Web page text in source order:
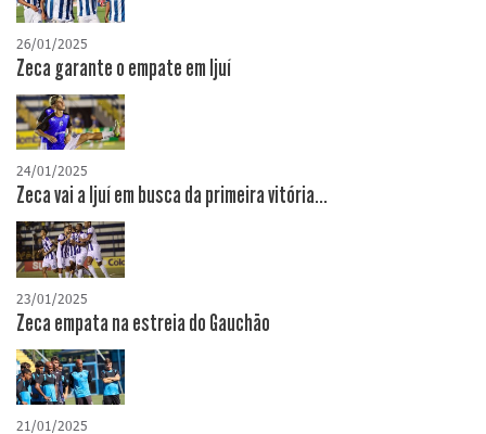
26/01/2025
Zeca garante o empate em Ijuí
24/01/2025
Zeca vai a Ijuí em busca da primeira vitória...
23/01/2025
Zeca empata na estreia do Gauchão
21/01/2025